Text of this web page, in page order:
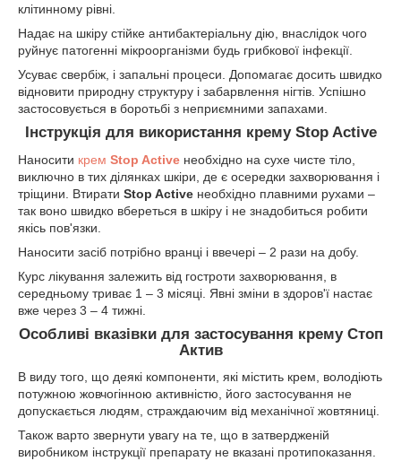
клітинному рівні.
Надає на шкіру стійке антибактеріальну дію, внаслідок чого
руйнує патогенні мікроорганізми будь грибкової інфекції.
Усуває свербіж, і запальні процеси. Допомагає досить швидко
відновити природну структуру і забарвлення нігтів. Успішно
застосовується в боротьбі з неприємними запахами.
Інструкція для використання крему Stop Active
Наносити крем Stop Active необхідно на сухе чисте тіло,
виключно в тих ділянках шкіри, де є осередки захворювання і
тріщини. Втирати Stop Active необхідно плавними рухами –
так воно швидко вбереться в шкіру і не знадобиться робити
якісь пов'язки.
Наносити засіб потрібно вранці і ввечері – 2 рази на добу.
Курс лікування залежить від гостроти захворювання, в
середньому триває 1 – 3 місяці. Явні зміни в здоров'ї настає
вже через 3 – 4 тижні.
Особливі вказівки для застосування крему Стоп
Актив
В виду того, що деякі компоненти, які містить крем, володіють
потужною жовчогінною активністю, його застосування не
допускається людям, страждаючим від механічної жовтяниці.
Також варто звернути увагу на те, що в затвердженій
виробником інструкції препарату не вказані протипоказання.